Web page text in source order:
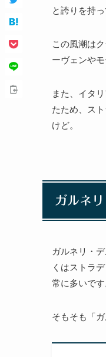
と誇りを持っ
この風潮は
ーヴェンや
また、イタ
たため、ス
けど。
ガルネ
ガルネリ・
くはストラ
常に多いです
そもそも「